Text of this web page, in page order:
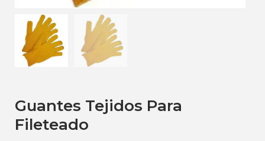
Guantes Tejidos Para
Fileteado